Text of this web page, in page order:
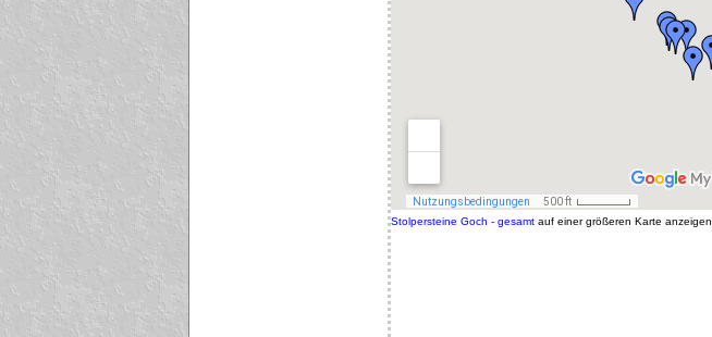
Stolpersteine Goch - gesamt auf einer größeren Karte anzeigen